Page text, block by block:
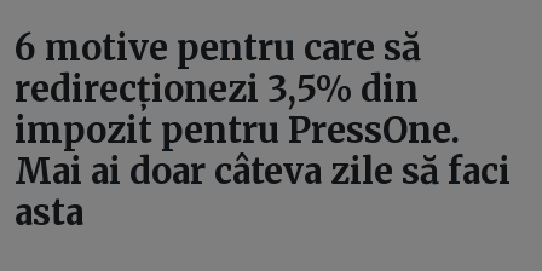
6 motive pentru care să
redirecționezi 3,5% din
impozit pentru PressOne.
Mai ai doar câteva zile să faci
asta